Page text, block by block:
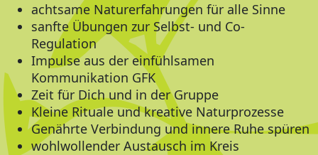
achtsame Naturerfahrungen für alle Sinne
sanfte Übungen zur Selbst- und Co-
Regulation
Impulse aus der einfühlsamen
Kommunikation GFK
Zeit für Dich und in der Gruppe
Kleine Rituale und kreative Naturprozesse
Genährte Verbindung und innere Ruhe spüren
wohlwollender Austausch im Kreis